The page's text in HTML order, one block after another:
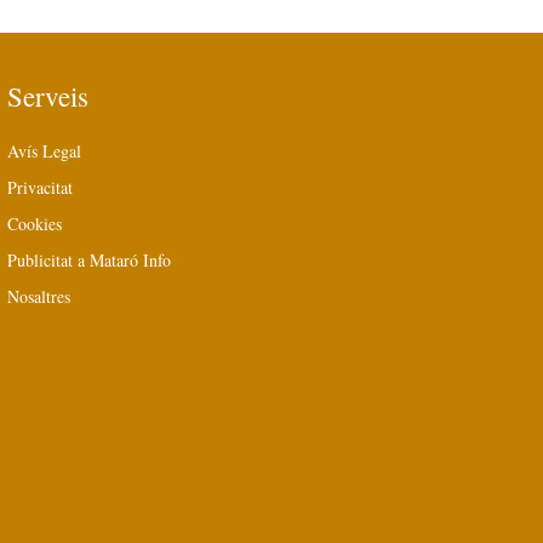
Serveis
Avís Legal
Privacitat
Cookies
Publicitat a Mataró Info
Nosaltres